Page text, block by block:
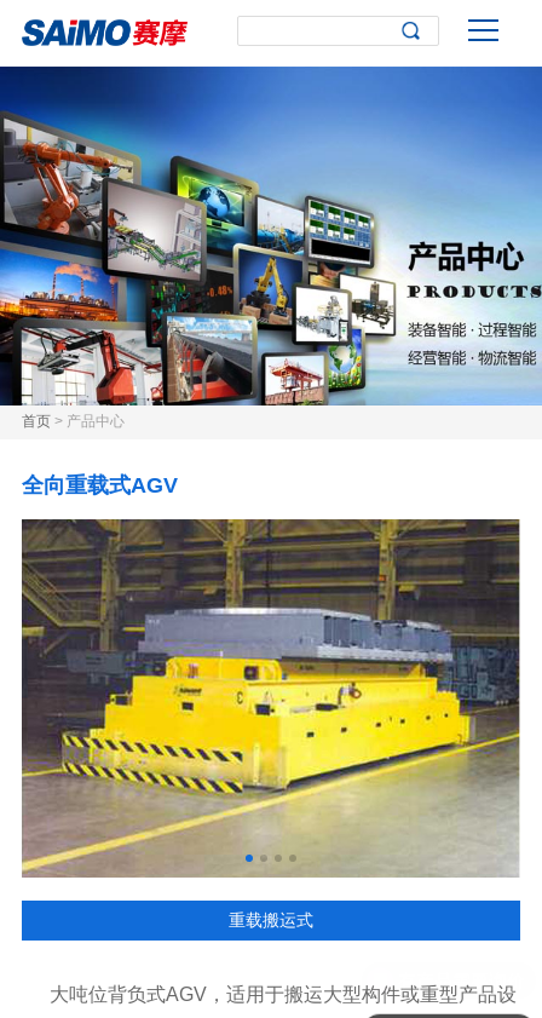
首页> 产品中心
全向重载式AGV
重载搬运式
大吨位背负式AGV，适用于搬运大型构件或重型产品设